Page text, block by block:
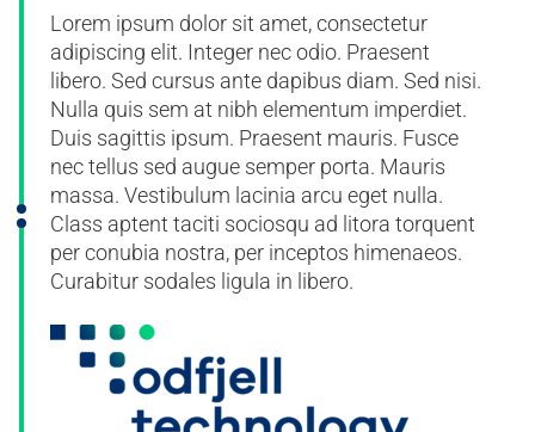
Lorem ipsum dolor sit amet, consectetur
adipiscing elit. Integer nec odio. Praesent
libero. Sed cursus ante dapibus diam. Sed nisi.
Nulla quis sem at nibh elementum imperdiet.
Duis sagittis ipsum. Praesent mauris. Fusce
nec tellus sed augue semper porta. Mauris
massa. Vestibulum lacinia arcu eget nulla.
Class aptent taciti sociosqu ad litora torquent
per conubia nostra, per inceptos himenaeos.
Curabitur sodales ligula in libero.